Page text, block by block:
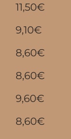
11,50€
9,10€
8,60€
8,60€
9,60€
8,60€